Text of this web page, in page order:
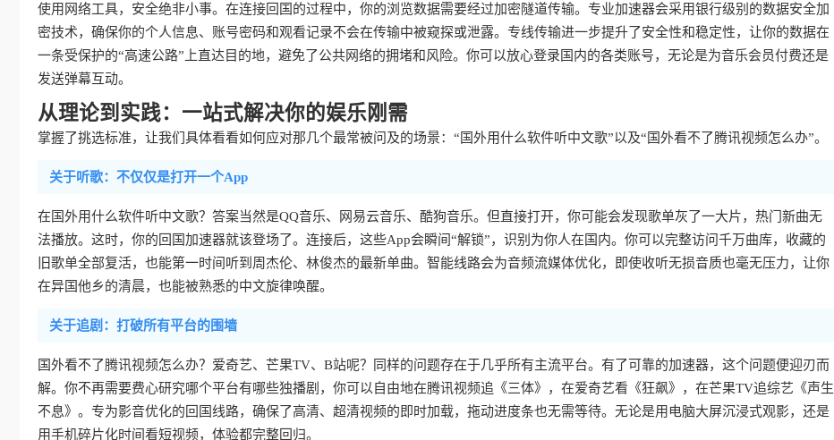
使用网络工具，安全绝非小事。在连接回国的过程中，你的浏览数据需要经过加密隧道传输。专业加速器会采用银行级别的数据安全加
密技术，确保你的个人信息、账号密码和观看记录不会在传输中被窥探或泄露。专线传输进一步提升了安全性和稳定性，让你的数据在
一条受保护的“高速公路”上直达目的地，避免了公共网络的拥堵和风险。你可以放心登录国内的各类账号，无论是为音乐会员付费还是
发送弹幕互动。
从理论到实践：一站式解决你的娱乐刚需
掌握了挑选标准，让我们具体看看如何应对那几个最常被问及的场景：“国外用什么软件听中文歌”以及“国外看不了腾讯视频怎么办”。
关于听歌：不仅仅是打开一个App
在国外用什么软件听中文歌？答案当然是QQ音乐、网易云音乐、酷狗音乐。但直接打开，你可能会发现歌单灰了一大片，热门新曲无
法播放。这时，你的回国加速器就该登场了。连接后，这些App会瞬间“解锁”，识别为你人在国内。你可以完整访问千万曲库，收藏的
旧歌单全部复活，也能第一时间听到周杰伦、林俊杰的最新单曲。智能线路会为音频流媒体优化，即使收听无损音质也毫无压力，让你
在异国他乡的清晨，也能被熟悉的中文旋律唤醒。
关于追剧：打破所有平台的围墙
国外看不了腾讯视频怎么办？爱奇艺、芒果TV、B站呢？同样的问题存在于几乎所有主流平台。有了可靠的加速器，这个问题便迎刃而
解。你不再需要费心研究哪个平台有哪些独播剧，你可以自由地在腾讯视频追《三体》，在爱奇艺看《狂飙》，在芒果TV追综艺《声生
不息》。专为影音优化的回国线路，确保了高清、超清视频的即时加载，拖动进度条也无需等待。无论是用电脑大屏沉浸式观影，还是
用手机碎片化时间看短视频，体验都完整回归。